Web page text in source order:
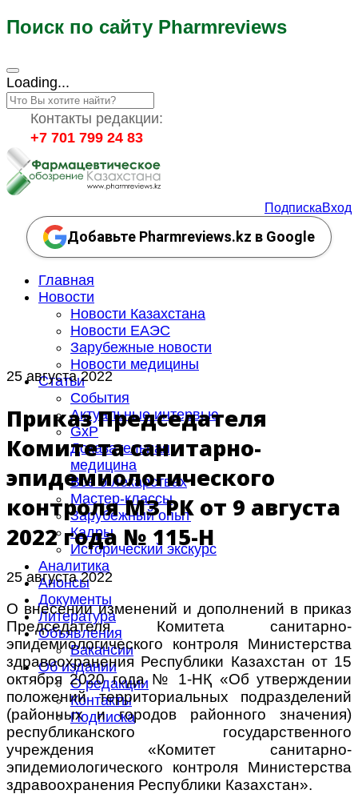
Поиск по сайту Pharmreviews
Loading...
Контакты редакции:
+7 701 799 24 83
ПодпискаВход
Добавьте Pharmreviews.kz в Google
Главная
Новости
Новости Казахстана
Новости ЕАЭС
Зарубежные новости
Новости медицины
Статьи
События
Актуальные интервью
GxP
Доказательная
медицина
Все о лекарствах
Мастер-классы
Зарубежный опыт
Кадры
Исторический экскурс
Аналитика
Анонсы
Документы
Литература
Объявления
Вакансии
Об издании
О редакции
Контакты
Подписка
25 августа 2022
Приказ Председателя
Комитета санитарно-
эпидемиологического
контроля МЗ РК от 9 августа
2022 года № 115-НҚ
25 августа 2022
О внесении изменений и дополнений в приказ
Председателя Комитета санитарно-
эпидемиологического контроля Министерства
здравоохранения Республики Казахстан от 15
октября 2020 года № 1-НҚ «Об утверждении
положений территориальных подразделений
(районных и городов районного значения)
республиканского государственного
учреждения «Комитет санитарно-
эпидемиологического контроля Министерства
здравоохранения Республики Казахстан».